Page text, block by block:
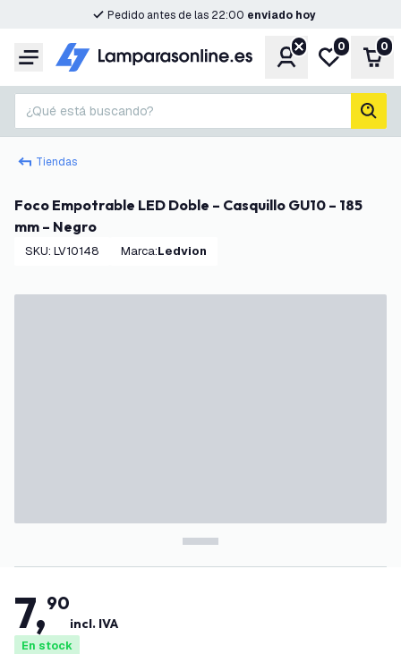
Pedido antes de las 22:00 enviado hoy
Menú CuentaMi lista de
0 0
¿Qué está buscando?
Tiendas
Foco Empotrable LED Doble – Casquillo GU10 – 185
mm – Negro
SKU: LV10148 Marca: Ledvion
7,90
incl. IVA
En stock